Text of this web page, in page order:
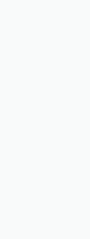
Kundinnen
als Zugabe
dass